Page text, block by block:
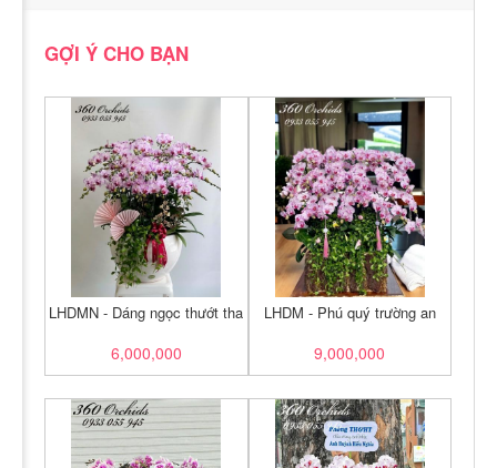
GỢI Ý CHO BẠN
LHDMN - Dáng ngọc thướt tha
6,000,000
LHDM - Phú quý trường an
9,000,000